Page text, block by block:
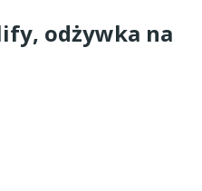
odżywka na